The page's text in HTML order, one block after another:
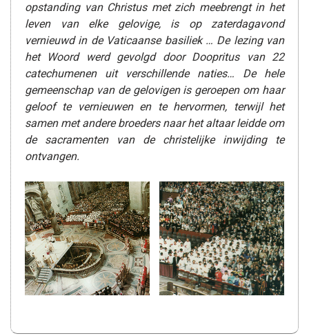
opstanding van Christus met zich meebrengt in het
leven van elke gelovige, is op zaterdagavond
vernieuwd in de Vaticaanse basiliek … De lezing van
het Woord werd gevolgd door Doopritus van 22
catechumenen uit verschillende naties… De hele
gemeenschap van de gelovigen is geroepen om haar
geloof te vernieuwen en te hervormen, terwijl het
samen met andere broeders naar het altaar leidde om
de sacramenten van de christelijke inwijding te
ontvangen.